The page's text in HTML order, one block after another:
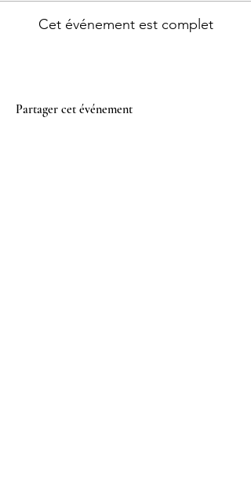
Cet événement est complet
Partager cet événement